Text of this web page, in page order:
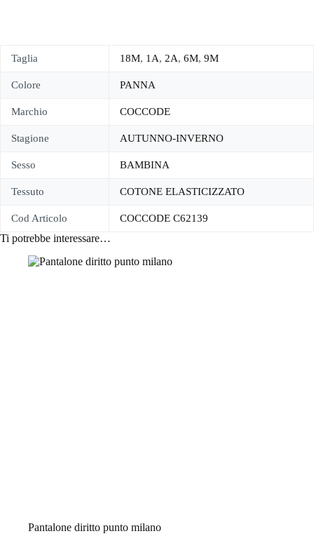
Taglia 18M, 1A, 2A, 6M, 9M
Colore PANNA
Marchio COCCODE
Stagione AUTUNNO-INVERNO
Sesso BAMBINA
Tessuto COTONE ELASTICIZZATO
Cod Articolo COCCODE C62139
Ti potrebbe interessare…
Pantalone diritto punto milano